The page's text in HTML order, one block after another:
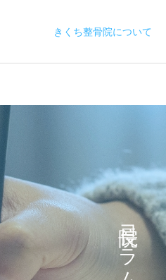
きくち整骨院について
事故にあった方へ む
ちの症状・治療・通院
れをわかりやすく解説
息
も
院長コラム